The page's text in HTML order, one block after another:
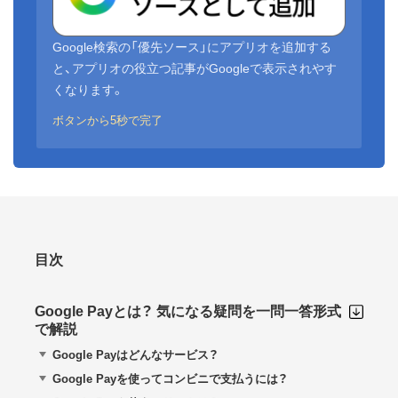
Google検索の「優先ソース」にアプリオを追加する
と、アプリオの役立つ記事がGoogleで表示されやす
くなります。
ボタンから5秒で完了
目次
Google Payとは？ 気になる疑問を一問一答形式
で解説
Google Payはどんなサービス？
Google Payを使ってコンビニで支払うには？